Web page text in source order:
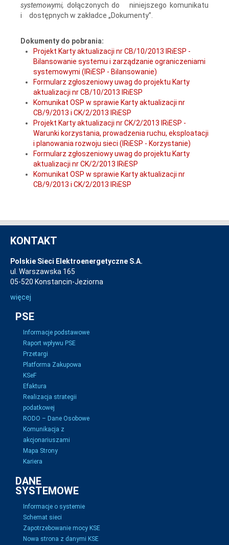
systemowymi, dołączonych do niniejszego komunikatu
i dostępnych w zakładce „Dokumenty”.
Dokumenty do pobrania:
Projekt Karty aktualizacji nr CB/10/2013 IRiESP -
Bilansowanie systemu i zarządzanie ograniczeniami
systemowymi (IRiESP - Bilansowanie)
Formularz zgłoszeniowy uwag do projektu Karty
aktualizacji nr CB/10/2013 IRiESP
Komunikat OSP w sprawie Karty aktualizacji nr
CB/9/2013 i CK/2/2013 IRiESP
Projekt Karty aktualizacji nr CK/2/2013 IRiESP -
Warunki korzystania, prowadzenia ruchu, eksploatacji
i planowania rozwoju sieci (IRiESP - Korzystanie)
Formularz zgłoszeniowy uwag do projektu Karty
aktualizacji nr CK/2/2013 IRiESP
Komunikat OSP w sprawie Karty aktualizacji nr
CB/9/2013 i CK/2/2013 IRiESP
KONTAKT
Polskie Sieci Elektroenergetyczne S.A.
ul. Warszawska 165
05-520 Konstancin-Jeziorna
więcej
PSE
Informacje podstawowe
Raport wpływu PSE
Przetargi
Platforma Zakupowa
KSeF
Efaktura
Realizacja strategii
podatkowej
RODO – Dane Osobowe
Komunikacja z
akcjonariuszami
Mapa Strony
Kariera
DANE
SYSTEMOWE
Informacje o systemie
Schemat sieci
Zapotrzebowanie mocy KSE
Nowa strona z danymi KSE